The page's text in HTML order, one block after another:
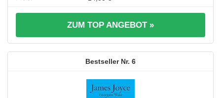
ZUM TOP ANGEBOT »
6